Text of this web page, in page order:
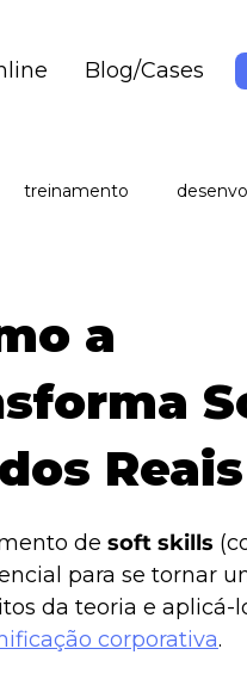
Blog/Cases
treinamento
a
Reais
de soft skills
para se tornar
da teoria e aplicá-
corporativa.